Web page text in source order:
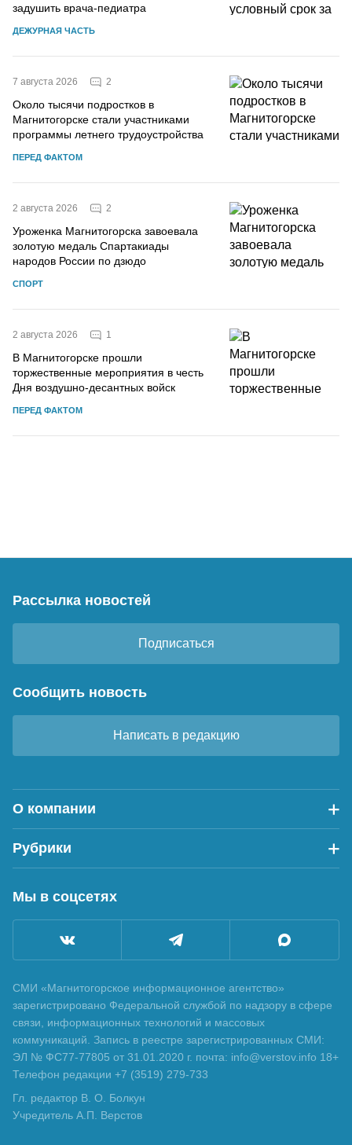
задушить врача-педиатра
ДЕЖУРНАЯ ЧАСТЬ
7 августа 2026 2
Около тысячи подростков в
Магнитогорске стали участниками
программы летнего трудоустройства
ПЕРЕД ФАКТОМ
2 августа 2026 2
Уроженка Магнитогорска завоевала
золотую медаль Спартакиады
народов России по дзюдо
СПОРТ
2 августа 2026 1
В Магнитогорске прошли
торжественные мероприятия в честь
Дня воздушно-десантных войск
ПЕРЕД ФАКТОМ
Рассылка новостей
Подписаться
Сообщить новость
Написать в редакцию
О компании
Рубрики
Мы в соцсетях
СМИ «Магнитогорское информационное агентство»
зарегистрировано Федеральной службой по надзору в сфере
связи, информационных технологий и массовых
коммуникаций. Запись в реестре зарегистрированных СМИ:
ЭЛ № ФС77-77805 от 31.01.2020 г. почта: info@verstov.info 18+
Телефон редакции +7 (3519) 279-733
Гл. редактор В. О. Болкун
Учредитель А.П. Верстов